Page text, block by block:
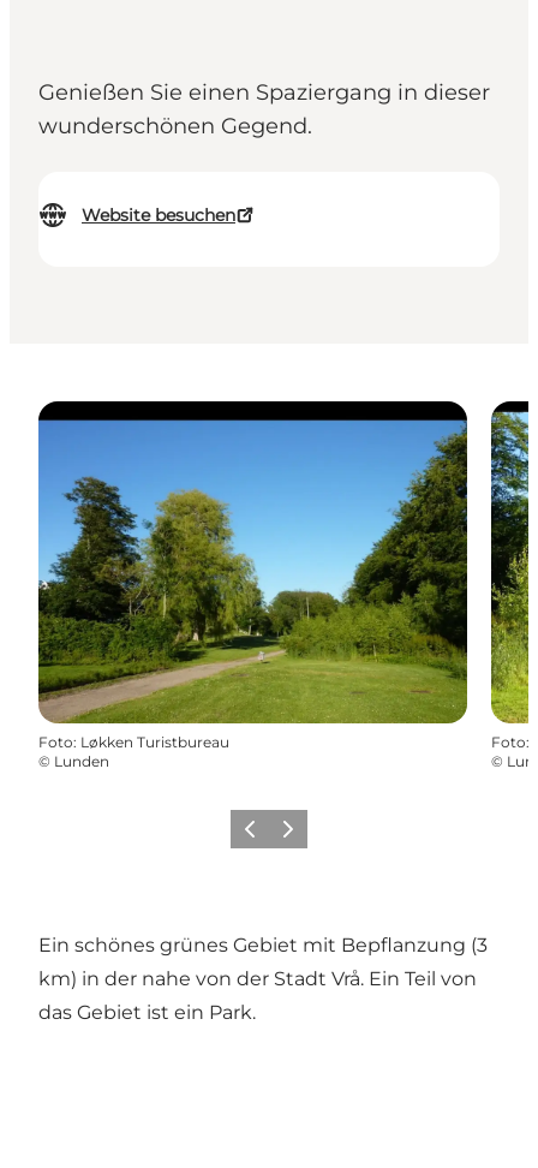
Genießen Sie einen Spaziergang in dieser
wunderschönen Gegend.
Website besuchen
Foto: Løkken Turistbureau
© Lunden
Foto:
©
ZurückWeiter
Ein schönes grünes Gebiet mit Bepflanzung (3
km) in der nahe von der Stadt Vrå. Ein Teil von
das Gebiet ist ein Park.